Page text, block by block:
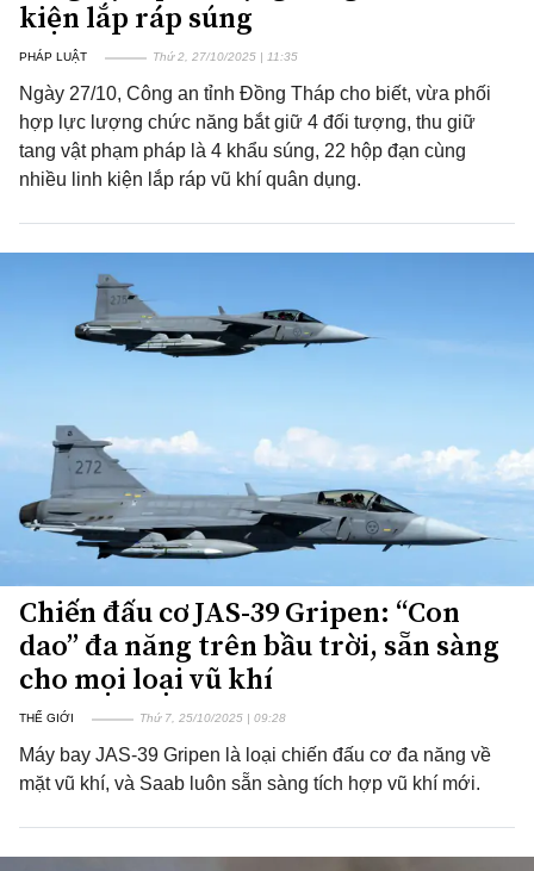
kiện lắp ráp súng
PHÁP LUẬT Thứ 2, 27/10/2025 | 11:35
Ngày 27/10, Công an tỉnh Đồng Tháp cho biết, vừa phối
hợp lực lượng chức năng bắt giữ 4 đối tượng, thu giữ
tang vật phạm pháp là 4 khẩu súng, 22 hộp đạn cùng
nhiều linh kiện lắp ráp vũ khí quân dụng.
Chiến đấu cơ JAS-39 Gripen: “Con
dao” đa năng trên bầu trời, sẵn sàng
cho mọi loại vũ khí
THẾ GIỚI Thứ 7, 25/10/2025 | 09:28
Máy bay JAS-39 Gripen là loại chiến đấu cơ đa năng về
mặt vũ khí, và Saab luôn sẵn sàng tích hợp vũ khí mới.